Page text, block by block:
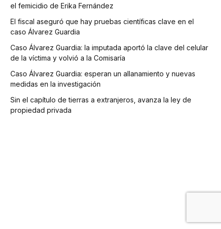
el femicidio de Erika Fernández
El fiscal aseguró que hay pruebas científicas clave en el
caso Álvarez Guardia
Caso Álvarez Guardia: la imputada aportó la clave del celular
de la víctima y volvió a la Comisaría
Caso Álvarez Guardia: esperan un allanamiento y nuevas
medidas en la investigación
Sin el capítulo de tierras a extranjeros, avanza la ley de
propiedad privada